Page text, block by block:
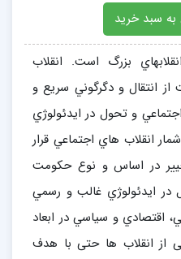
به سبد خرید
بزرگ است. انقلاب
انتقال و دگرگوني سريع و
و تحول در ايدئولوژي
انقلاب هاي اجتماعي قرار
در اساس و نوع حكومت
در ايدئولوژي غالب و رسمي
و سياسي در ابعاد
از انقلاب ها حتی با هدف